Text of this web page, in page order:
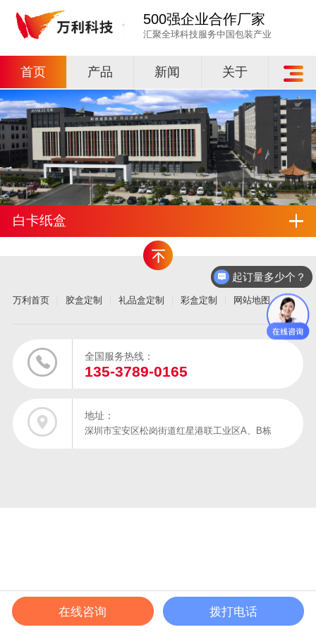
500强企业合作厂家
汇聚全球科技服务中国包装产业
首页 产品 新闻 关于
白卡纸盒
万利首页 胶盒定制 礼品盒定制 彩盒定制 网站地图
全国服务热线：
135-3789-0165
地址：
深圳市宝安区松岗街道红星港联工业区A、B栋
在线电话 成功案例 解决方案
起订量多少个？
在线咨询 拨打电话